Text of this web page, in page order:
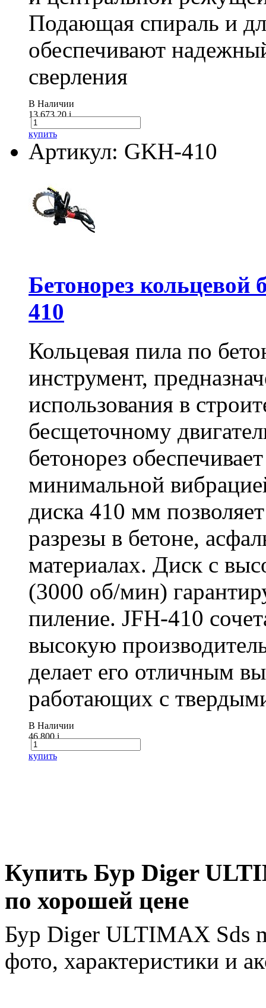
Подающая спираль и
обеспечивают
сверления
В Наличии
13 673.20i
купить
Артикул: GKH-410
Бетонорез
410
Кольцевая пила по
инструмент,
использования в
бесщеточному
бетонорез
минимальной
диска 410 мм
разрезы в бетоне,
материалах. Диск с
(3000 об/мин)
пиление. JFH-410
высокую
делает его отличным
работающих с
В Наличии
46 800i
купить
Купить Бур Diger
по хорошей цене
Бур Diger ULTIMAX Sds
фото, характеристики и